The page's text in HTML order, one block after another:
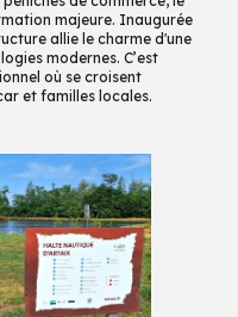
majeure. Inaugurée
allie le charme d'une
modernes. C’est
où se croisent
et familles locales.